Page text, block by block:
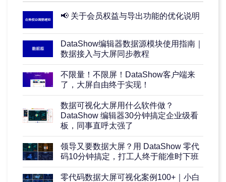
📢 关于会员权益与导出功能的优化说明
DataShow编辑器数据源模块使用指南｜
数据接入与大屏同步教程
不限量！不限屏！DataShow客户端来
了，大屏自由终于实现！
数据可视化大屏用什么软件做？
DataShow 编辑器30分钟搞定企业级看
板，同事直呼太强了
领导又要数据大屏？用 DataShow 零代
码10分钟搞定，打工人终于能准时下班
零代码数据大屏可视化案例100+｜小白